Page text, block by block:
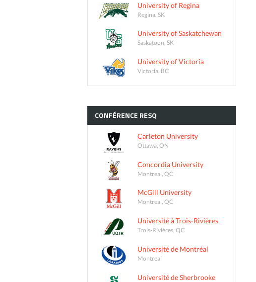
University of Regina
Regina, SK
University of Saskatchewan
Saskatoon, SK
University of Victoria
Victoria, BC
CONFÉRENCE RESQ
Carleton University
Ottawa, ON
Concordia University
Montreal, QC
McGill University
Montreal, QC
Université à Trois-Rivières
Trois-Rivières, QC
Université de Montréal
Montreal
Université de Sherbrooke